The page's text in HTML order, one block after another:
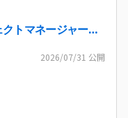
トマネージャー案
2026/07/31 公開